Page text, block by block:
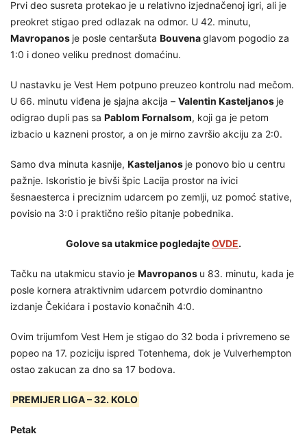
Prvi deo susreta protekao je u relativno izjednačenoj igri, ali je
preokret stigao pred odlazak na odmor. U 42. minutu,
Mavropanos je posle centaršuta Bouvenaglavom pogodio za
1:0 i doneo veliku prednost domaćinu.
U nastavku je Vest Hem potpuno preuzeo kontrolu nad mečom.
U 66. minutu viđena je sjajna akcija – Valentin Kasteljanos je
odigrao dupli pas sa Pablom Fornalsom, koji ga je petom
izbacio u kazneni prostor, a on je mirno završio akciju za 2:0.
Samo dva minuta kasnije, Kasteljanos je ponovo bio u centru
pažnje. Iskoristio je bivši špic Lacija prostor na ivici
šesnaesterca i preciznim udarcem po zemlji, uz pomoć stative,
povisio na 3:0 i praktično rešio pitanje pobednika.
Golove sa utakmice pogledajteOVDE.
Tačku na utakmicu stavio je Mavropanos u 83. minutu, kada je
posle kornera atraktivnim udarcem potvrdio dominantno
izdanje Čekićara i postavio konačnih 4:0.
Ovim trijumfom Vest Hem je stigao do 32 boda i privremeno se
popeo na 17. poziciju ispred Totenhema, dok je Vulverhempton
ostao zakucan za dno sa 17 bodova.
PREMIJER LIGA – 32. KOLO
Petak